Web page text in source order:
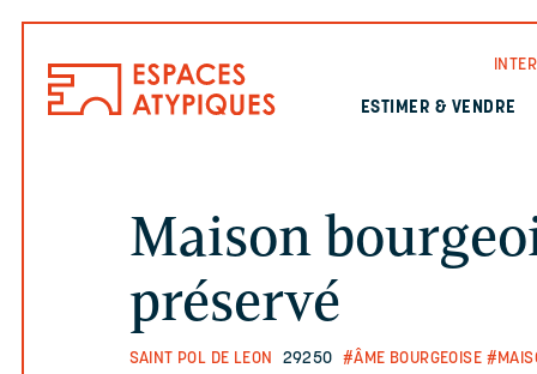
ESTIMER & VENDRE
Maison
préservé
SAINT POL DE LEON 29250 #ÂME BOURGEOISE